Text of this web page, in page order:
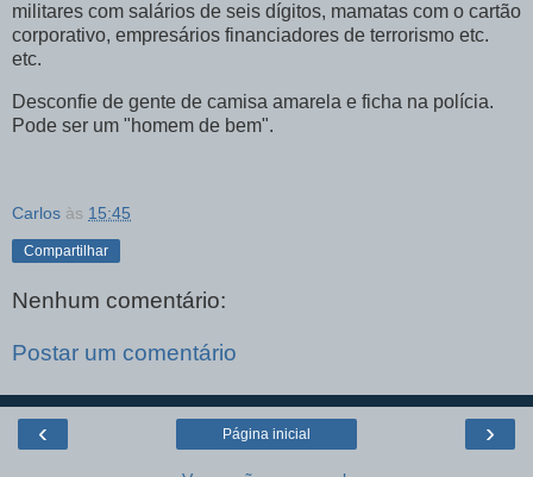
militares com salários de seis dígitos, mamatas com o cartão
corporativo, empresários financiadores de terrorismo etc.
etc.
Desconfie de gente de camisa amarela e ficha na polícia.
Pode ser um "homem de bem".
Carlos às 15:45
Compartilhar
Nenhum comentário:
Postar um comentário
‹ ›
Página inicial